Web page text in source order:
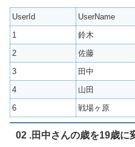
UserId UserName
1
鈴木
2
佐藤
3
田中
4
山田
6
戦場ヶ原
02 .田中さんの歳を19歳に